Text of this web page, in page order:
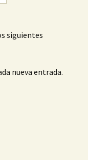
siguientes
nueva entrada.